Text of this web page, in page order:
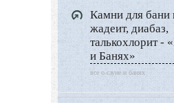
Ландшафтный дизайн
LIMITED EDITION
Видео новости
Дизайн разное
Камни для бани
жадеит, диабаз,
талькохлорит -
и Банях»
все о сауне и банях